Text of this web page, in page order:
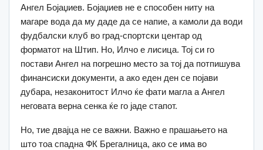
Ангел Бојаџиев. Бојаџиев не е способен ниту на
магаре вода да му даде да се напие, а камоли да води
фудбалски клуб во град-спортски центар од
форматот на Штип. Но, Илчо е лисица. Тој си го
постави Ангел на погрешно место за тој да потпишува
финансиски документи, а ако еден ден се појави
дубара, незаконитост Илчо ќе фати магла а Ангел
неговата верна сенка ќе го јаде стапот.
Но, тие двајца не се важни. Важно е прашањето на
што тоа спадна ФК Брегалница, ако се има во